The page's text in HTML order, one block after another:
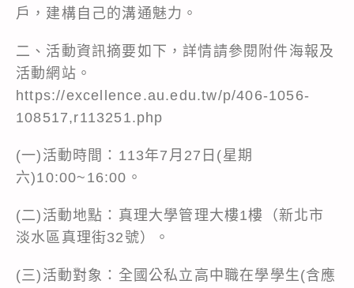
戶，建構自己的溝通魅力。
二、活動資訊摘要如下，詳情請參閱附件海報及
活動網站。
https://excellence.au.edu.tw/p/406-1056-
108517,r113251.php
(一)活動時間：113年7月27日(星期
六)10:00~16:00。
(二)活動地點：真理大學管理大樓1樓（新北市
淡水區真理街32號）。
(三)活動對象：全國公私立高中職在學學生(含應